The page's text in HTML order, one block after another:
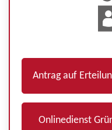
Antrag auf
Onlinedienst